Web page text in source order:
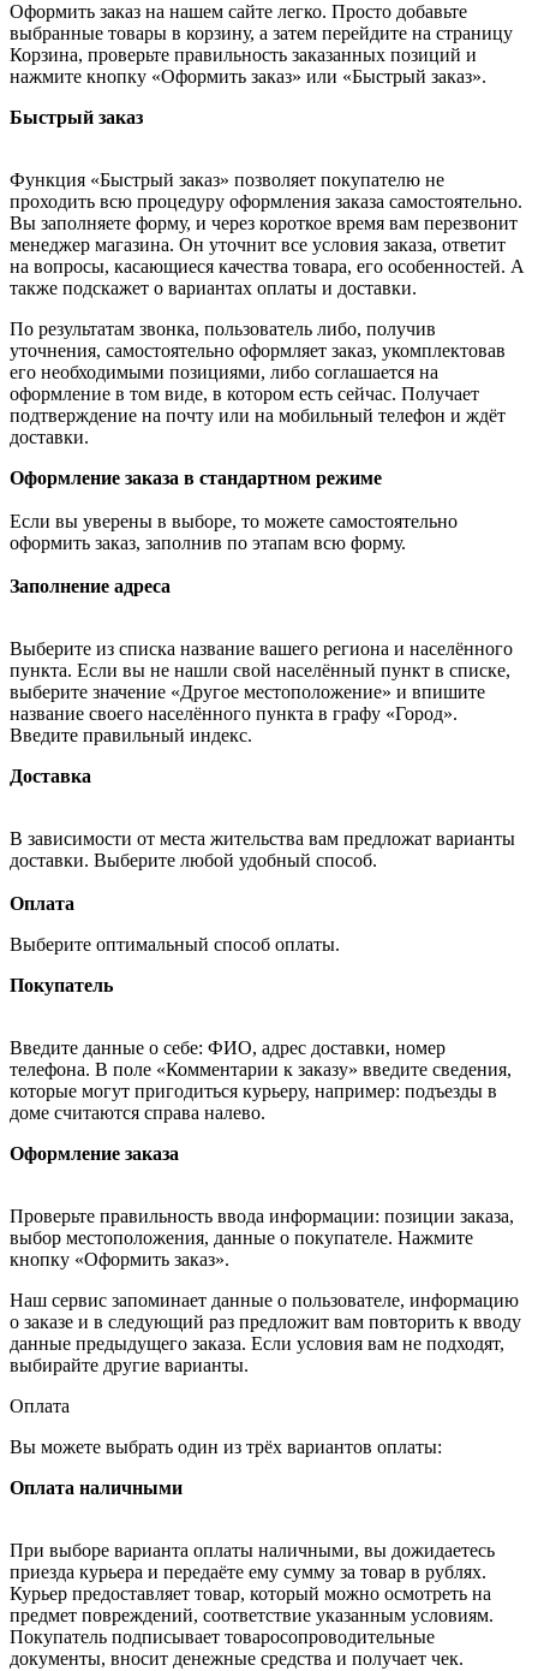
Оформить заказ на нашем сайте легко. Просто добавьте
выбранные товары в корзину, а затем перейдите на страницу
Корзина, проверьте правильность заказанных позиций и
нажмите кнопку «Оформить заказ» или «Быстрый заказ».
Быстрый заказ
Функция «Быстрый заказ» позволяет покупателю не
проходить всю процедуру оформления заказа самостоятельно.
Вы заполняете форму, и через короткое время вам перезвонит
менеджер магазина. Он уточнит все условия заказа, ответит
на вопросы, касающиеся качества товара, его особенностей. А
также подскажет о вариантах оплаты и доставки.
По результатам звонка, пользователь либо, получив
уточнения, самостоятельно оформляет заказ, укомплектовав
его необходимыми позициями, либо соглашается на
оформление в том виде, в котором есть сейчас. Получает
подтверждение на почту или на мобильный телефон и ждёт
доставки.
Оформление заказа в стандартном режиме
Если вы уверены в выборе, то можете самостоятельно
оформить заказ, заполнив по этапам всю форму.
Заполнение адреса
Выберите из списка название вашего региона и населённого
пункта. Если вы не нашли свой населённый пункт в списке,
выберите значение «Другое местоположение» и впишите
название своего населённого пункта в графу «Город».
Введите правильный индекс.
Доставка
В зависимости от места жительства вам предложат варианты
доставки. Выберите любой удобный способ.
Оплата
Выберите оптимальный способ оплаты.
Покупатель
Введите данные о себе: ФИО, адрес доставки, номер
телефона. В поле «Комментарии к заказу» введите сведения,
которые могут пригодиться курьеру, например: подъезды в
доме считаются справа налево.
Оформление заказа
Проверьте правильность ввода информации: позиции заказа,
выбор местоположения, данные о покупателе. Нажмите
кнопку «Оформить заказ».
Наш сервис запоминает данные о пользователе, информацию
о заказе и в следующий раз предложит вам повторить к вводу
данные предыдущего заказа. Если условия вам не подходят,
выбирайте другие варианты.
Оплата
Вы можете выбрать один из трёх вариантов оплаты:
Оплата наличными
При выборе варианта оплаты наличными, вы дожидаетесь
приезда курьера и передаёте ему сумму за товар в рублях.
Курьер предоставляет товар, который можно осмотреть на
предмет повреждений, соответствие указанным условиям.
Покупатель подписывает товаросопроводительные
документы, вносит денежные средства и получает чек.